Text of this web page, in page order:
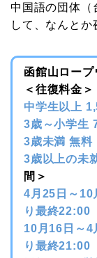
中国語の団体（
して、なんとか
函館山ロープ
＜往復料金＞
中学生以上
3歳～小学生
3歳未満 無料
3歳以上の未
間＞
4月25日～10
り最終22:00
10月16日～
り最終21:00